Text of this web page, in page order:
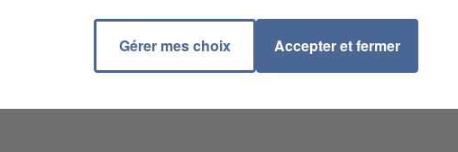
Gérer mes choix Accepter et fermer